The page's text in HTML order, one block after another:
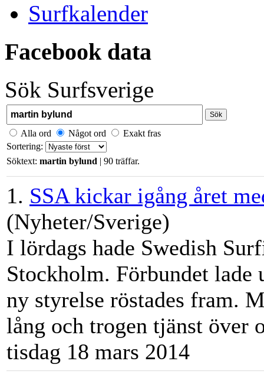
Surfkalender
Facebook data
Sök Surfsverige
Sök
Alla ord Något ord
Exakt fras
Sortering:
Söktext: martin bylund | 90 träffar.
1. SSA kickar igång året
(Nyheter/Sverige)
I lördags hade Swedish
Stockholm. Förbundet lade
ny styrelse röstades fram.
lång och trogen tjänst över
tisdag 18 mars 2014